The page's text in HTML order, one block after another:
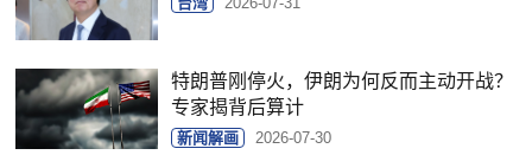
特朗普刚停火，伊朗为何反而主动开战？
专家揭背后算计
新闻解画 2026-07-30